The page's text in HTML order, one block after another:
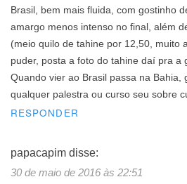
Brasil, bem mais fluida, com gostinho
amargo menos intenso no final, além
(meio quilo de tahine por 12,50, muito
puder, posta a foto do tahine daí pra a
Quando vier ao Brasil passa na Bahia,
qualquer palestra ou curso seu sobre
RESPONDER
papacapim disse:
30 de maio de 2016 às 22:51